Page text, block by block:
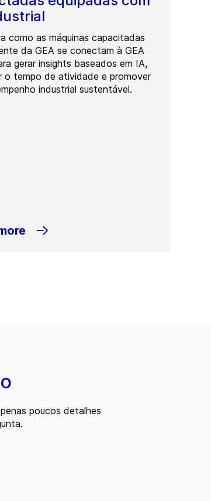
como as máquinas capacitadas
da GEA se conectam à GEA
gerar insights baseados em IA,
o tempo de atividade e promover
industrial sustentável.
poucos detalhes